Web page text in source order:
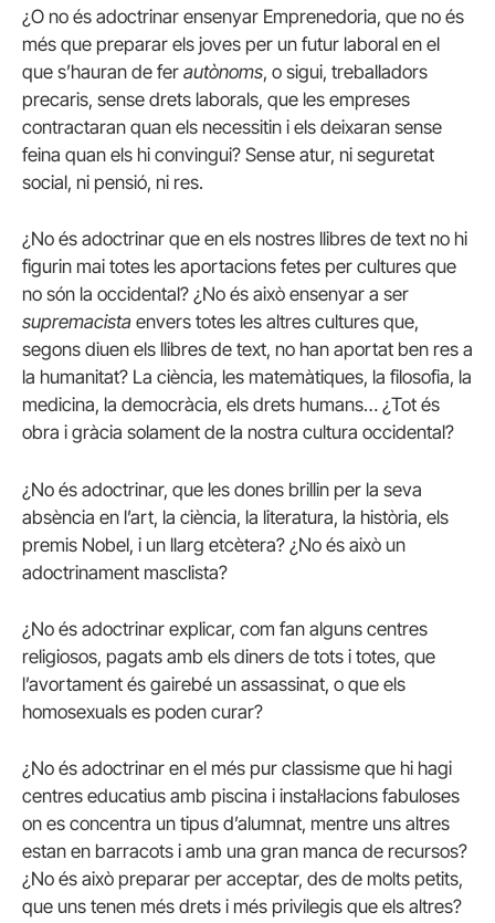
¿O no és adoctrinar ensenyar Emprenedoria, que no és
més que preparar els joves per un futur laboral en el
que s’hauran de fer autònoms, o sigui, treballadors
precaris, sense drets laborals, que les empreses
contractaran quan els necessitin i els deixaran sense
feina quan els hi convingui? Sense atur, ni seguretat
social, ni pensió, ni res.
¿No és adoctrinar que en els nostres llibres de text no hi
figurin mai totes les aportacions fetes per cultures que
no són la occidental? ¿No és això ensenyar a ser
supremacista envers totes les altres cultures que,
segons diuen els llibres de text, no han aportat ben res a
la humanitat? La ciència, les matemàtiques, la filosofia, la
medicina, la democràcia, els drets humans… ¿Tot és
obra i gràcia solament de la nostra cultura occidental?
¿No és adoctrinar, que les dones brillin per la seva
absència en l’art, la ciència, la literatura, la història, els
premis Nobel, i un llarg etcètera? ¿No és això un
adoctrinament masclista?
¿No és adoctrinar explicar, com fan alguns centres
religiosos, pagats amb els diners de tots i totes, que
l’avortament és gairebé un assassinat, o que els
homosexuals es poden curar?
¿No és adoctrinar en el més pur classisme que hi hagi
centres educatius amb piscina i instal·lacions fabuloses
on es concentra un tipus d’alumnat, mentre uns altres
estan en barracots i amb una gran manca de recursos?
¿No és això preparar per acceptar, des de molts petits,
que uns tenen més drets i més privilegis que els altres?